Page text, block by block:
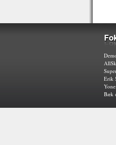
Erik
Bæk